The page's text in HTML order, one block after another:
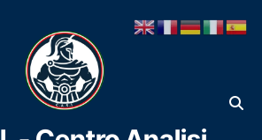
al
contenuto